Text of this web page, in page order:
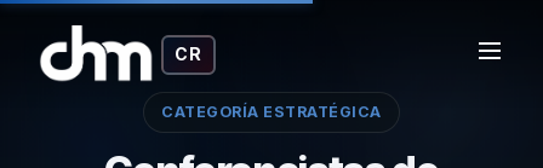
CR
CATEGORÍA ESTRATÉGICA